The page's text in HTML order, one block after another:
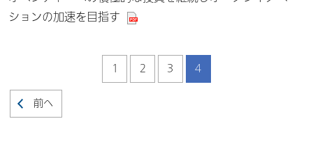
ションの加速を目指す
前へ
1 2 3 4